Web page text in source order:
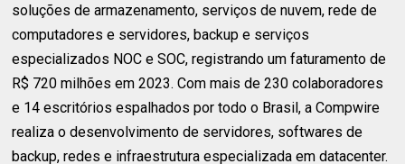
soluções de armazenamento, serviços de nuvem, rede de
computadores e servidores, backup e serviços
especializados NOC e SOC, registrando um faturamento de
R$ 720 milhões em 2023. Com mais de 230 colaboradores
e 14 escritórios espalhados por todo o Brasil, a Compwire
realiza o desenvolvimento de servidores, softwares de
backup, redes e infraestrutura especializada em datacenter.